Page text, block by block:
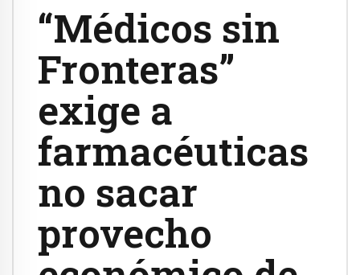
“Médicos sin
Fronteras”
exige a
farmacéuticas
no sacar
provecho